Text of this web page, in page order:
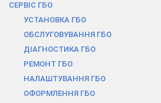
СЕРВІС ГБО
УСТАНОВКА ГБО
ОБСЛУГОВУВАННЯ ГБО
ДІАГНОСТИКА ГБО
РЕМОНТ ГБО
НАЛАШТУВАННЯ ГБО
ОФОРМЛЕННЯ ГБО